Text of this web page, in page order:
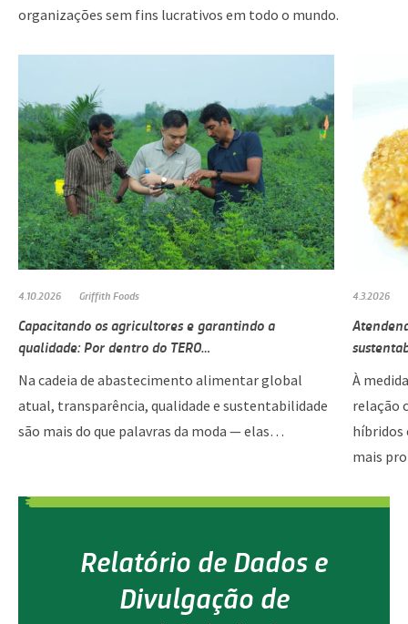
organizações sem fins lucrativos em todo o mundo.
4.10.2026 Griffith Foods
Capacitando os agricultores e garantindo a
qualidade: Por dentro do TERO…
Na cadeia de abastecimento alimentar global
atual, transparência, qualidade e sustentabilidade
são mais do que palavras da moda — elas…
4.3.2026
À
relação
híbridos
mais
Relatório de Dados e
Divulgação de